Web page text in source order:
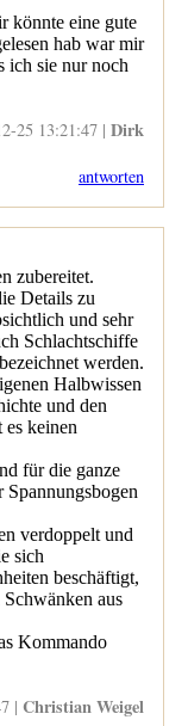
könnte eine gute
hab war mir
ich sie nur noch
25 13:21:47 | Dirk
antworten
zubereitet.
Details zu
und sehr
Schlachtschiffe
werden.
Halbwissen
und den
es keinen
für die ganze
Spannungsbogen
verdoppelt und
sich
beschäftigt,
aus
Kommando
| Christian Weigel